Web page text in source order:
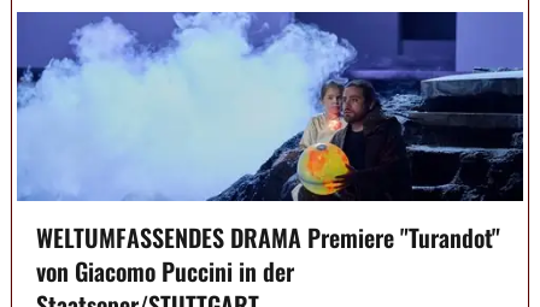
WELTUMFASSENDES DRAMA Premiere "Turandot"
von Giacomo Puccini in der